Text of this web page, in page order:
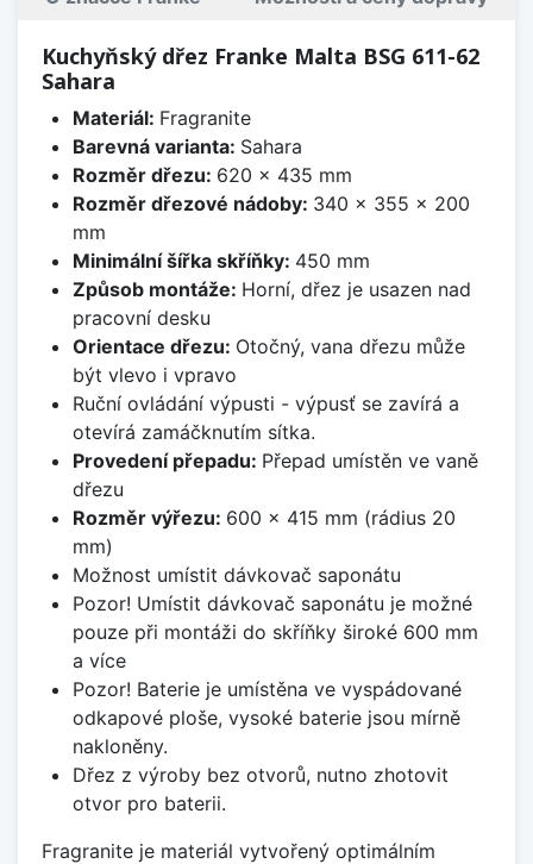
Kuchyňský dřez Franke Malta BSG 611-62
Sahara
Materiál: Fragranite
Barevná varianta: Sahara
Rozměr dřezu: 620 x 435 mm
Rozměr dřezové nádoby: 340 x 355 x 200
mm
Minimální šířka skříňky: 450 mm
Způsob montáže: Horní, dřez je usazen nad
pracovní desku
Orientace dřezu: Otočný, vana dřezu může
být vlevo i vpravo
Ruční ovládání výpusti - výpusť se zavírá a
otevírá zamáčknutím sítka.
Provedení přepadu: Přepad umístěn ve vaně
dřezu
Rozměr výřezu: 600 x 415 mm (rádius 20
mm)
Možnost umístit dávkovač saponátu
Pozor! Umístit dávkovač saponátu je možné
pouze při montáži do skříňky široké 600 mm
a více
Pozor! Baterie je umístěna ve vyspádované
odkapové ploše, vysoké baterie jsou mírně
nakloněny.
Dřez z výroby bez otvorů, nutno zhotovit
otvor pro baterii.
Fragranite je materiál vytvořený optimálním